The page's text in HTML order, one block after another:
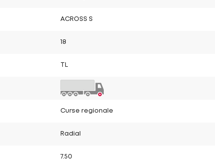
ACROSS S
18
Curse regionale
Radial
7.50